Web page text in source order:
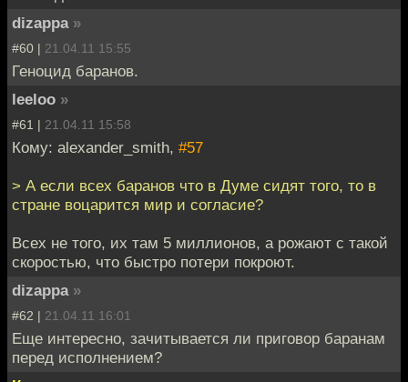
dizappa »
#60 | 21.04.11 15:55
Геноцид баранов.
leeloo »
#61 | 21.04.11 15:58
Кому: alexander_smith, #57
> А если всех баранов что в Думе сидят того, то в
стране воцарится мир и согласие?
Всех не того, их там 5 миллионов, а рожают с такой
скоростью, что быстро потери покроют.
dizappa »
#62 | 21.04.11 16:01
Еще интересно, зачитывается ли приговор баранам
перед исполнением?